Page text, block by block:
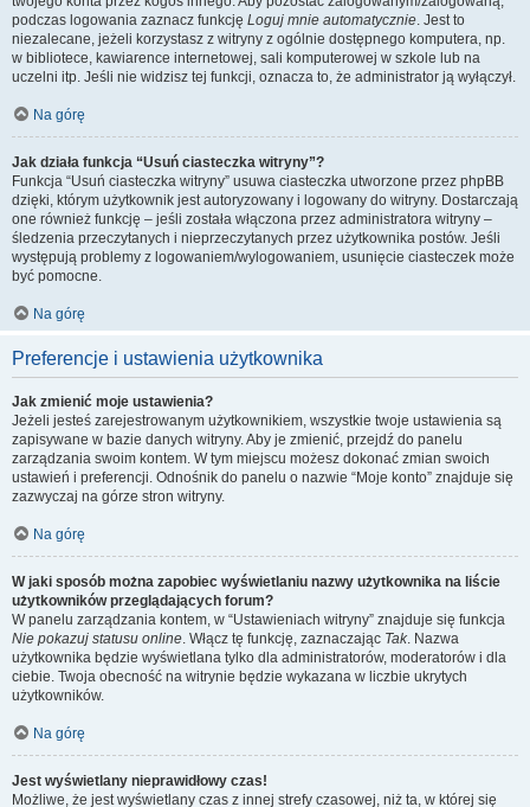
podczas logowania zaznacz funkcję Loguj mnie automatycznie. Jest to
niezalecane, jeżeli korzystasz z witryny z ogólnie dostępnego komputera, np.
w bibliotece, kawiarence internetowej, sali komputerowej w szkole lub na
uczelni itp. Jeśli nie widzisz tej funkcji, oznacza to, że administrator ją wyłączył.
Na górę
Jak działa funkcja “Usuń ciasteczka witryny”?
Funkcja “Usuń ciasteczka witryny” usuwa ciasteczka utworzone przez phpBB
dzięki, którym użytkownik jest autoryzowany i logowany do witryny. Dostarczają
one również funkcję – jeśli została włączona przez administratora witryny –
śledzenia przeczytanych i nieprzeczytanych przez użytkownika postów. Jeśli
występują problemy z logowaniem/wylogowaniem, usunięcie ciasteczek może
być pomocne.
Na górę
Preferencje i ustawienia użytkownika
Jak zmienić moje ustawienia?
Jeżeli jesteś zarejestrowanym użytkownikiem, wszystkie twoje ustawienia są
zapisywane w bazie danych witryny. Aby je zmienić, przejdź do panelu
zarządzania swoim kontem. W tym miejscu możesz dokonać zmian swoich
ustawień i preferencji. Odnośnik do panelu o nazwie “Moje konto” znajduje się
zazwyczaj na górze stron witryny.
Na górę
W jaki sposób można zapobiec wyświetlaniu nazwy użytkownika na liście
użytkowników przeglądających forum?
W panelu zarządzania kontem, w “Ustawieniach witryny” znajduje się funkcja
Nie pokazuj statusu online. Włącz tę funkcję, zaznaczając Tak. Nazwa
użytkownika będzie wyświetlana tylko dla administratorów, moderatorów i dla
ciebie. Twoja obecność na witrynie będzie wykazana w liczbie ukrytych
użytkowników.
Na górę
Jest wyświetlany nieprawidłowy czas!
Możliwe, że jest wyświetlany czas z innej strefy czasowej, niż ta, w której się